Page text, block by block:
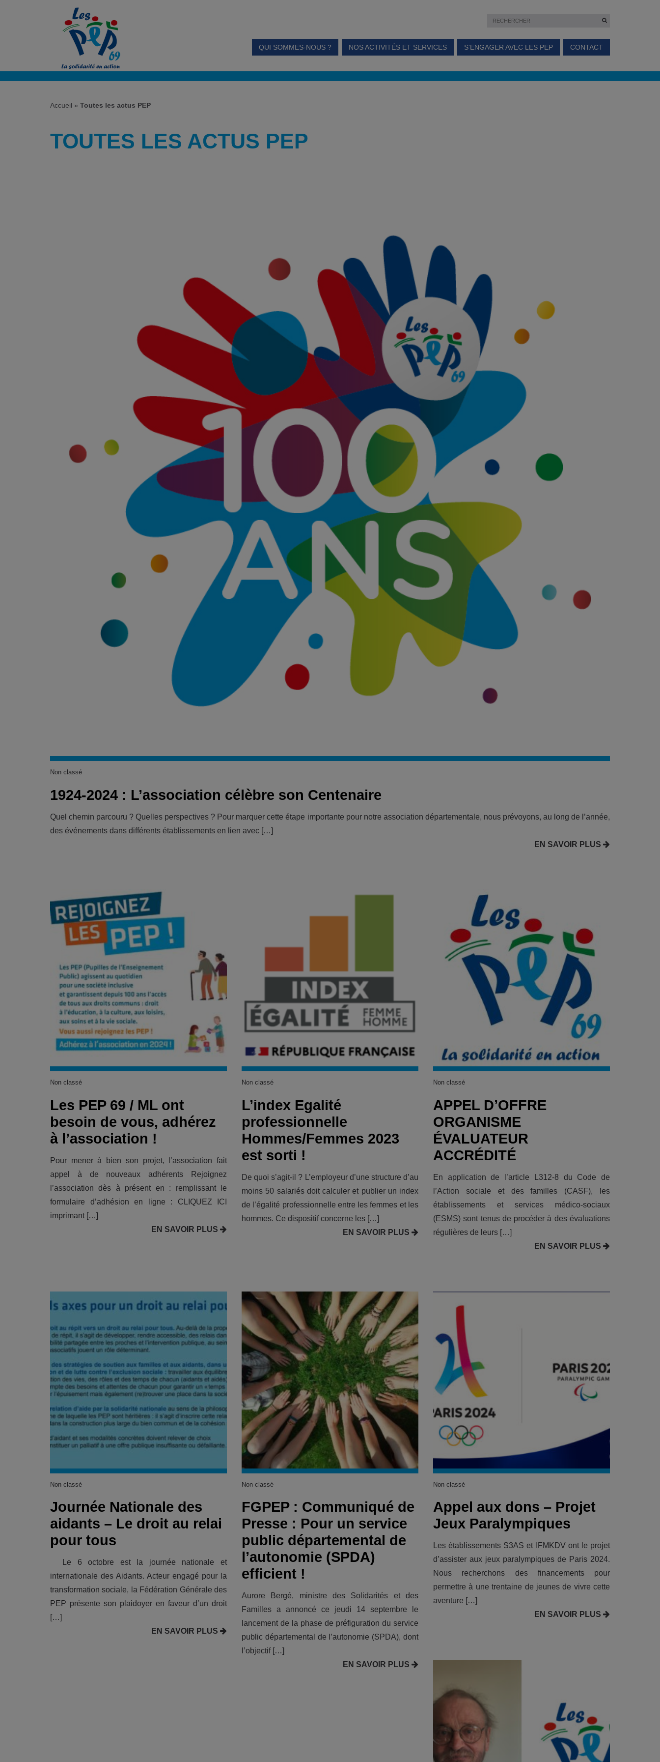
QUI SOMMES-NOUS ? NOS ACTIVITÉS ET SERVICES S’ENGAGER AVEC LES PEP CONTACT
Accueil » Toutes les actus PEP
TOUTES LES ACTUS PEP
Non classé
1924-2024 : L’association célèbre son Centenaire
Quel chemin parcouru ? Quelles perspectives ? Pour marquer cette étape importante pour notre association départementale, nous prévoyons, au long de l’année,
des événements dans différents établissements en lien avec […]
EN SAVOIR PLUS
Non classé
Les PEP 69 / ML ont
besoin de vous, adhérez
à l’association !
Pour mener à bien son projet, l’association fait
appel à de nouveaux adhérents Rejoignez
l’association dès à présent en : remplissant le
formulaire d’adhésion en ligne : CLIQUEZ ICI
imprimant […]
EN SAVOIR PLUS
Non classé
L’index Egalité
professionnelle
Hommes/Femmes 2023
est sorti !
De quoi s’agit-il ? L’employeur d’une structure d’au
moins 50 salariés doit calculer et publier un index
de l’égalité professionnelle entre les femmes et les
hommes. Ce dispositif concerne les […]
EN SAVOIR PLUS
Non classé
APPEL D’OFFRE
ORGANISME
ÉVALUATEUR
ACCRÉDITÉ
En application de l’article L312-8 du Code de
l’Action sociale et des familles (CASF), les
établissements et services médico-sociaux
(ESMS) sont tenus de procéder à des évaluations
régulières de leurs […]
EN SAVOIR PLUS
Non classé
Journée Nationale des
aidants – Le droit au relai
pour tous
Le 6 octobre est la journée nationale et
internationale des Aidants. Acteur engagé pour la
transformation sociale, la Fédération Générale des
PEP présente son plaidoyer en faveur d’un droit
[…]
EN SAVOIR PLUS
Non classé
FGPEP : Communiqué de
Presse : Pour un service
public départemental de
l’autonomie (SPDA)
efficient !
Aurore Bergé, ministre des Solidarités et des
Familles a annoncé ce jeudi 14 septembre le
lancement de la phase de préfiguration du service
public départemental de l’autonomie (SPDA), dont
l’objectif […]
EN SAVOIR PLUS
Non classé
Appel aux dons – Projet
Jeux Paralympiques
Les établissements S3AS et IFMKDV ont le projet
d’assister aux jeux paralympiques de Paris 2024.
Nous recherchons des financements pour
permettre à une trentaine de jeunes de vivre cette
aventure […]
EN SAVOIR PLUS